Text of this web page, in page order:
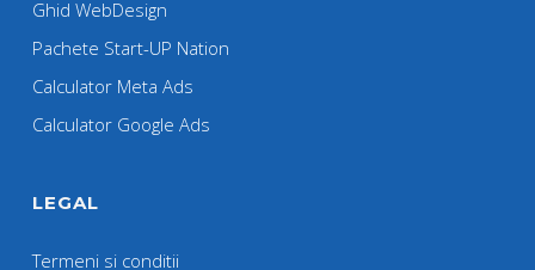
Ghid WebDesign
Pachete Start-UP Nation
Calculator Meta Ads
Calculator Google Ads
LEGAL
Termeni si conditii